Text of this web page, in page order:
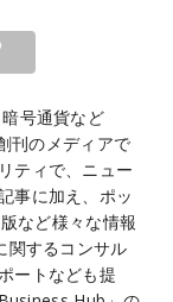
号通貨など
刊のメディアで
ティで、ニュー
事に加え、ポッ
など様々な情報
関するコンサル
ートなども提